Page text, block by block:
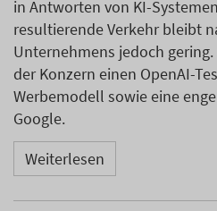
in Antworten von KI-
resultierende Verkehr bleibt
Unternehmens jedoch
der Konzern einen OpenAI-
Werbemodell sowie eine
Google.
Weiterlesen